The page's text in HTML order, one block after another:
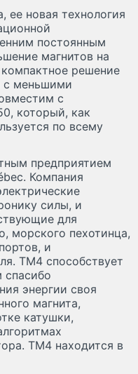
ее новая технология
постоянным
магнитов на
компактное решение
с меньшими
с
который, как
по всему
предприятием
Компания
силы, и
для
морского пехотинца,
и
TM4 способствует
энергии своя
магнита,
катушки,
TM4 находится в